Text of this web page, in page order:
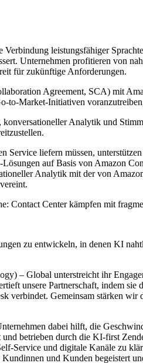
leistungsfähiger
Unternehmen profitieren von
für zukünftige Anforderungen.
Agreement, SCA) mit
to-Market-Initiativen
konversationellerAnalytik und
Service liefern müssen, unterstützen
Lösungen auf Basis von Amazon
Analytik mit der von
Contact Center kämpfen mit
zu entwickeln, in denen KI
– Global unterstreicht ihr
unsere Partnerschaft, indem
verbindet. Gemeinsam stärken wir
dabei hilft, die
betrieben durch die KI-first
Service und digitale Kanäle zu
und Kunden begeistert